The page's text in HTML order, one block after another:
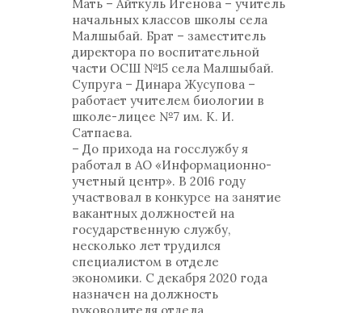
Мать – Айткуль Игенова – учитель
начальных классов школы села
Малшыбай. Брат – заместитель
директора по воспитательной
части ОСШ №15 села Малшыбай.
Супруга – Динара Жусупова –
работает учителем биологии в
школе-лицее №7 им. К. И.
Сатпаева.
– До прихода на госслужбу я
работал в АО «Информационно-
учетный центр». В 2016 году
участвовал в конкурсе на занятие
вакантных должностей на
государственную службу,
несколько лет трудился
специалистом в отделе
экономики. С декабря 2020 года
назначен на должность